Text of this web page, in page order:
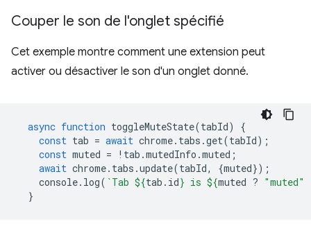
Couper le son de l'onglet spécifié
Cet exemple montre comment une extension peut
activer ou désactiver le son d'un onglet donné.
async function toggleMuteState(tabId)
{
const tab = await chrome. tabs .get(tabId);
const muted = ! tab .mutedInfo .muted ;
await chrome. tabs .update(tabId, {muted});
console. log( `Tab ${tab . id} is ${muted ? "muted"
}